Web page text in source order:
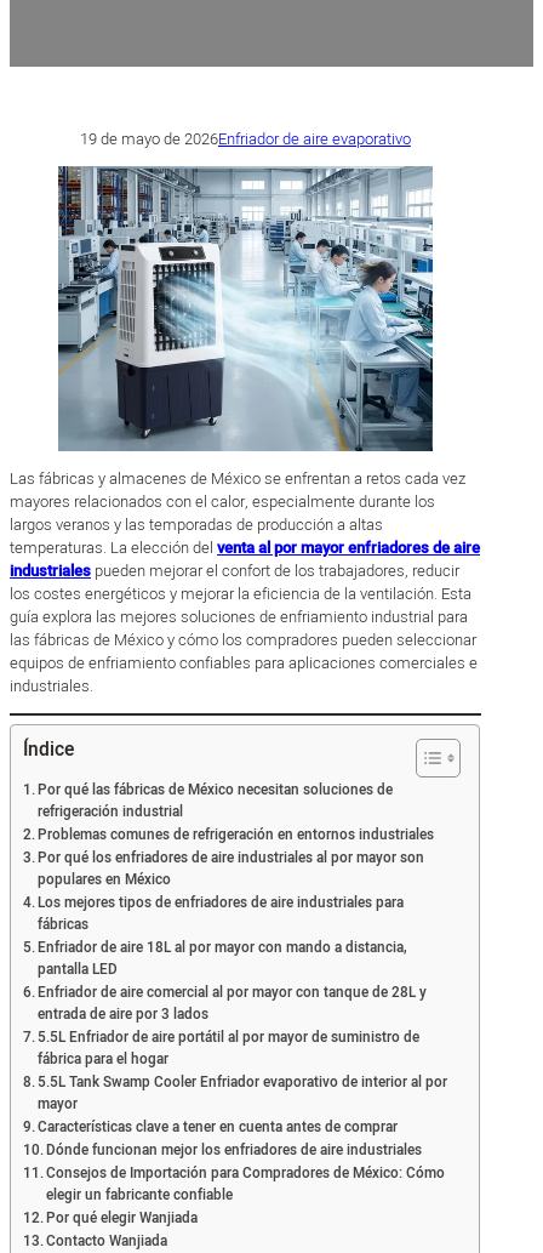
19 de mayo de 2026Enfriador de aire evaporativo
Las fábricas y almacenes de México se enfrentan a retos cada vez
mayores relacionados con el calor, especialmente durante los
largos veranos y las temporadas de producción a altas
temperaturas. La elección del venta al por mayor enfriadores de aire
industriales pueden mejorar el confort de los trabajadores, reducir
los costes energéticos y mejorar la eficiencia de la ventilación. Esta
guía explora las mejores soluciones de enfriamiento industrial para
las fábricas de México y cómo los compradores pueden seleccionar
equipos de enfriamiento confiables para aplicaciones comerciales e
industriales.
Índice
Por qué las fábricas de México necesitan soluciones de
refrigeración industrial
Problemas comunes de refrigeración en entornos industriales
Por qué los enfriadores de aire industriales al por mayor son
populares en México
Los mejores tipos de enfriadores de aire industriales para
fábricas
Enfriador de aire 18L al por mayor con mando a distancia,
pantalla LED
Enfriador de aire comercial al por mayor con tanque de 28L y
entrada de aire por 3 lados
5.5L Enfriador de aire portátil al por mayor de suministro de
fábrica para el hogar
5.5L Tank Swamp Cooler Enfriador evaporativo de interior al por
mayor
Características clave a tener en cuenta antes de comprar
Dónde funcionan mejor los enfriadores de aire industriales
Consejos de Importación para Compradores de México: Cómo
elegir un fabricante confiable
Por qué elegir Wanjiada
Contacto Wanjiada